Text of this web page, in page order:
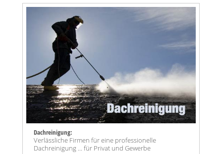
Dachreinigung:
Verlässliche Firmen für eine professionelle
Dachreinigung ... für Privat und Gewerbe